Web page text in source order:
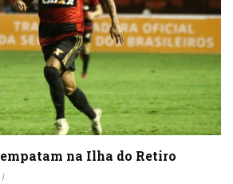
na Ilha do Retiro